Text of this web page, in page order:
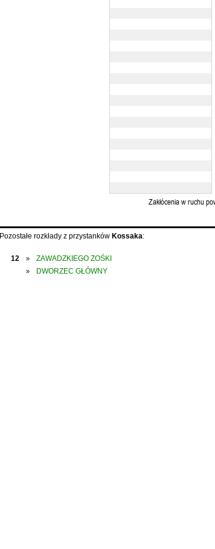
Zakłócenia w ruchu
Pozostałe rozkłady z przystanków Kossaka:
12 » ZAWADZKIEGO ZOŚKI
» DWORZEC GŁÓWNY